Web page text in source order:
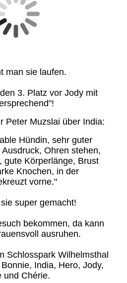
man sie laufen.
3. Platz vor Jody mit
Peter Muzslai über India:
Hündin, sehr guter
Ohren stehen,
gute Körperlänge, Brust
Knochen, in der
vorne."
super gemacht!
bekommen, da kann
ausruhen.
Schlosspark Wilhelmsthal
India, Hero, Jody,
und Chérie.